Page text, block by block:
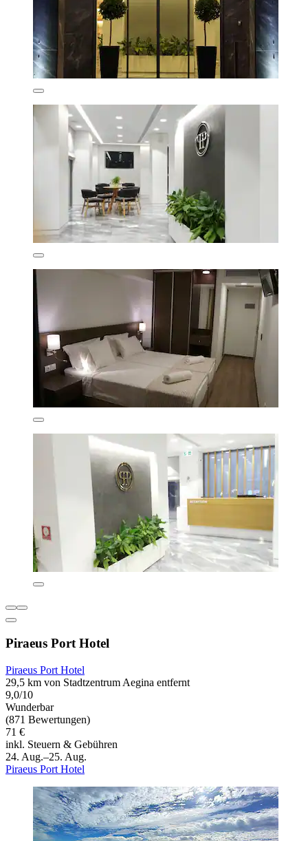
Piraeus Port Hotel
Piraeus Port Hotel
29,5 km von Stadtzentrum Aegina entfernt
9,0/10
Wunderbar
(871 Bewertungen)
71 €
inkl. Steuern & Gebühren
24. Aug.–25. Aug.
Piraeus Port Hotel